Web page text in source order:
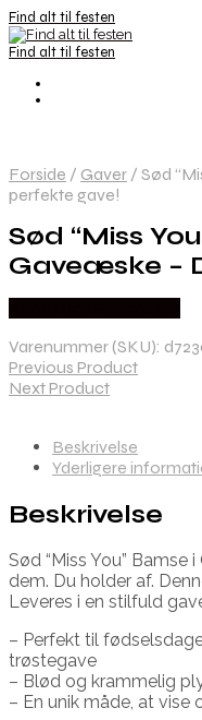
Find alt til festen
Find alt til festen
Forside / Gaver / Sød
perfekte gave!
Sød “Miss
Gaveæske –
Varenummer (SKU):
Previous Product
Next Product
Beskrivelse
Yderligere
Beskrivelse
Sød “Miss You”
dem. Du holder af.
Leveres i en stilfuld
– Perfekt til
trøstegave
– Blød og krammelig
– En unik måde, at